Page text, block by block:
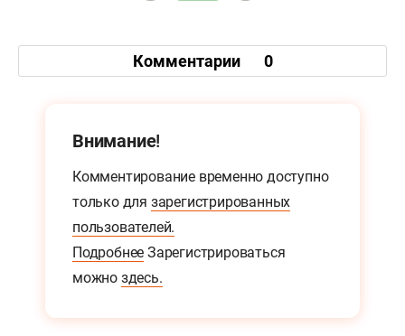
Комментарии 0
Внимание!
Комментирование временно доступно
только для зарегистрированных
пользователей.
Подробнее Зарегистрироваться
можно здесь.